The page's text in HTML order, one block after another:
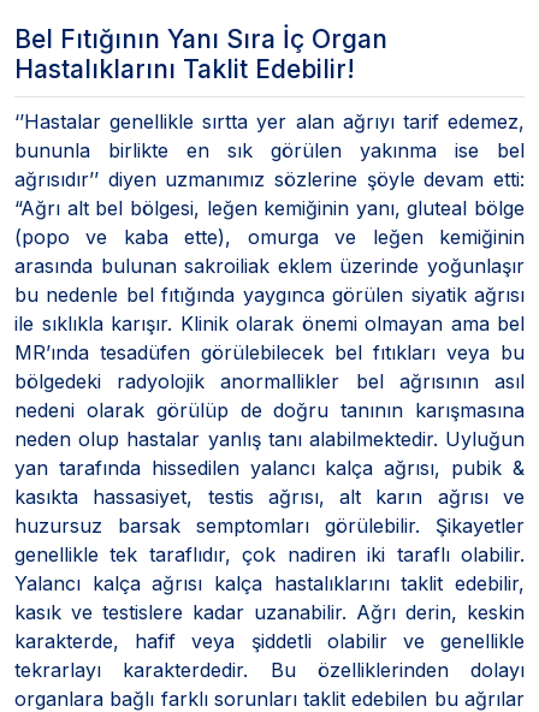
Bel Fıtığının Yanı Sıra İç Organ
Hastalıklarını Taklit Edebilir!
‘’Hastalar genellikle sırtta yer alan ağrıyı tarif edemez,
bununla birlikte en sık görülen yakınma ise bel
ağrısıdır’’ diyen uzmanımız sözlerine şöyle devam etti:
“Ağrı alt bel bölgesi, leğen kemiğinin yanı, gluteal bölge
(popo ve kaba ette), omurga ve leğen kemiğinin
arasında bulunan sakroiliak eklem üzerinde yoğunlaşır
bu nedenle bel fıtığında yaygınca görülen siyatik ağrısı
ile sıklıkla karışır. Klinik olarak önemi olmayan ama bel
MR’ında tesadüfen görülebilecek bel fıtıkları veya bu
bölgedeki radyolojik anormallikler bel ağrısının asıl
nedeni olarak görülüp de doğru tanının karışmasına
neden olup hastalar yanlış tanı alabilmektedir. Uyluğun
yan tarafında hissedilen yalancı kalça ağrısı, pubik &
kasıkta hassasiyet, testis ağrısı, alt karın ağrısı ve
huzursuz barsak semptomları görülebilir. Şikayetler
genellikle tek taraflıdır, çok nadiren iki taraflı olabilir.
Yalancı kalça ağrısı kalça hastalıklarını taklit edebilir,
kasık ve testislere kadar uzanabilir. Ağrı derin, keskin
karakterde, hafif veya şiddetli olabilir ve genellikle
tekrarlayı karakterdedir. Bu özelliklerinden dolayı
organlara bağlı farklı sorunları taklit edebilen bu ağrılar